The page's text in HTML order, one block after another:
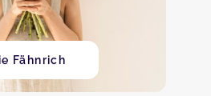
Fähnrich